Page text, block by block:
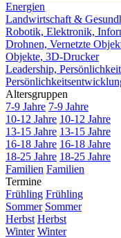
Energien
Landwirtschaft &
Robotik, Elektronik,
Drohnen, Vernetzte
Objekte, 3D-Drucker
Leadership,
Altersgruppen
7-9 Jahre 7-9 Jahre
10-12 Jahre 10-12 Jahre
13-15 Jahre 13-15 Jahre
16-18 Jahre 16-18 Jahre
18-25 Jahre 18-25 Jahre
Familien Familien
Termine
Frühling Frühling
Sommer Sommer
Herbst Herbst
Winter Winter